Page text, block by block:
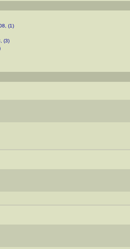
(1)
(3)